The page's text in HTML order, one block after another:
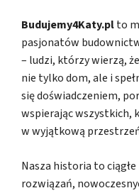
Budujemy4Katy.plto
pasjonatów
– ludzi, którzy wierzą,
nie tylko dom, ale i
się doświadczeniem,
wspierając wszystkich,
w wyjątkową
Nasza historia to
rozwiązań,